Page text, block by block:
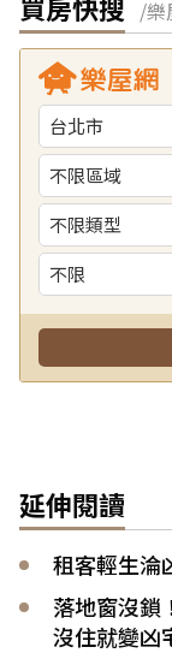
/樂
延伸閱讀
租客輕生淪
落地窗沒鎖
沒住就變凶